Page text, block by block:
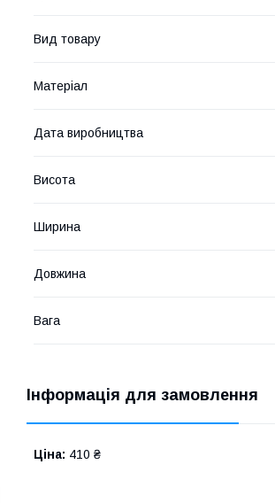
Вид товару
Матеріал
Дата виробництва
Висота
Ширина
Довжина
Вага
Інформація для замовлення
Ціна: 410 ₴